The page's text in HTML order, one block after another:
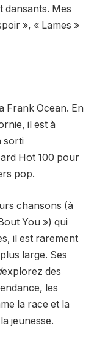
dansants. Mes
», « Lames »
Frank Ocean. En
il est à
sorti
Hot 100 pour
pop.
chansons (à
You ») qui
il est rarement
large. Ses
explorez des
les
la race et la
jeunesse.